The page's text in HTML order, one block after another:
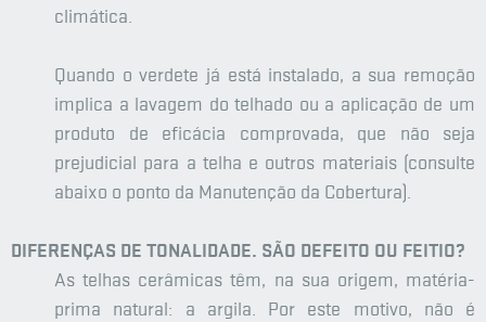
climática.
Quando o verdete já está instalado, a sua remoção
implica a lavagem do telhado ou a aplicação de um
produto de eficácia comprovada, que não seja
prejudicial para a telha e outros materiais (consulte
abaixo o ponto da Manutenção da Cobertura).
DIFERENÇAS DE TONALIDADE. SÃO DEFEITO OU FEITIO?
As telhas cerâmicas têm, na sua origem, matéria-
prima natural: a argila. Por este motivo, não é